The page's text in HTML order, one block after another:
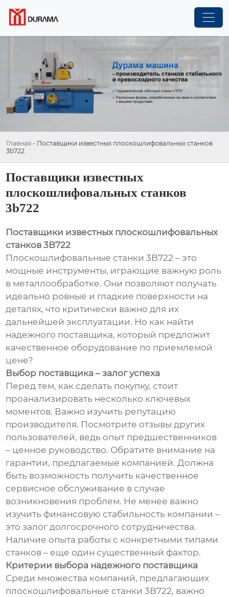
Главная - Поставщики известных плоскошлифовальных станков
3b722
Поставщики известных
плоскошлифовальных станков
3b722
Поставщики известных плоскошлифовальных
станков 3B722
Плоскошлифовальные станки 3B722 – это
мощные инструменты, играющие важную роль
в металлообработке. Они позволяют получать
идеально ровные и гладкие поверхности на
деталях, что критически важно для их
дальнейшей эксплуатации. Но как найти
надежного поставщика, который предложит
качественное оборудование по приемлемой
цене?
Выбор поставщика – залог успеха
Перед тем, как сделать покупку, стоит
проанализировать несколько ключевых
моментов. Важно изучить репутацию
производителя. Посмотрите отзывы других
пользователей, ведь опыт предшественников
– ценное руководство. Обратите внимание на
гарантии, предлагаемые компанией. Должна
быть возможность получить качественное
сервисное обслуживание в случае
возникновения проблем. Не менее важно
изучить финансовую стабильность компании –
это залог долгосрочного сотрудничества.
Наличие опыта работы с конкретными типами
станков – еще один существенный фактор.
Критерии выбора надежного поставщика
Среди множества компаний, предлагающих
плоскошлифовальные станки 3B722, важно